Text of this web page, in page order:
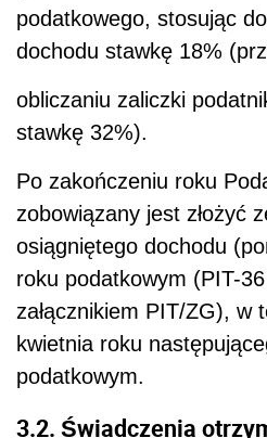
podatkowego, stosując
dochodu stawkę 18%
obliczaniu zaliczki
stawkę 32%).
Po zakończeniu roku
zobowiązany jest złożyć
osiągniętego dochodu
roku podatkowym (PIT-
załącznikiem PIT/ZG), w
kwietnia roku
podatkowym.
3.2. Świadczenia